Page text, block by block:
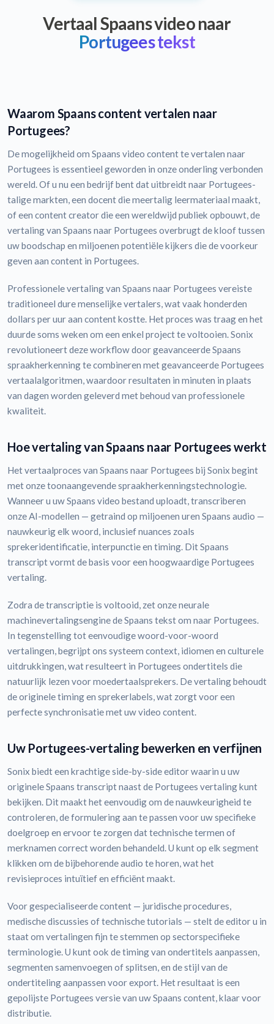
Vertaal Spaans video naar
Portugees tekst
Waarom Spaans content vertalen naar
Portugees?
De mogelijkheid om Spaans video content te vertalen naar
Portugees is essentieel geworden in onze onderling verbonden
wereld. Of u nu een bedrijf bent dat uitbreidt naar Portugees-
talige markten, een docent die meertalig leermateriaal maakt,
of een content creator die een wereldwijd publiek opbouwt, de
vertaling van Spaans naar Portugees overbrugt de kloof tussen
uw boodschap en miljoenen potentiële kijkers die de voorkeur
geven aan content in Portugees.
Professionele vertaling van Spaans naar Portugees vereiste
traditioneel dure menselijke vertalers, wat vaak honderden
dollars per uur aan content kostte. Het proces was traag en het
duurde soms weken om een enkel project te voltooien. Sonix
revolutioneert deze workflow door geavanceerde Spaans
spraakherkenning te combineren met geavanceerde Portugees
vertaalalgoritmen, waardoor resultaten in minuten in plaats
van dagen worden geleverd met behoud van professionele
kwaliteit.
Hoe vertaling van Spaans naar Portugees werkt
Het vertaalproces van Spaans naar Portugees bij Sonix begint
met onze toonaangevende spraakherkenningstechnologie.
Wanneer u uw Spaans video bestand uploadt, transcriberen
onze AI-modellen — getraind op miljoenen uren Spaans audio —
nauwkeurig elk woord, inclusief nuances zoals
sprekeridentificatie, interpunctie en timing. Dit Spaans
transcript vormt de basis voor een hoogwaardige Portugees
vertaling.
Zodra de transcriptie is voltooid, zet onze neurale
machinevertalingsengine de Spaans tekst om naar Portugees.
In tegenstelling tot eenvoudige woord-voor-woord
vertalingen, begrijpt ons systeem context, idiomen en culturele
uitdrukkingen, wat resulteert in Portugees ondertitels die
natuurlijk lezen voor moedertaalsprekers. De vertaling behoudt
de originele timing en sprekerlabels, wat zorgt voor een
perfecte synchronisatie met uw video content.
Uw Portugees-vertaling bewerken en verfijnen
Sonix biedt een krachtige side-by-side editor waarin u uw
originele Spaans transcript naast de Portugees vertaling kunt
bekijken. Dit maakt het eenvoudig om de nauwkeurigheid te
controleren, de formulering aan te passen voor uw specifieke
doelgroep en ervoor te zorgen dat technische termen of
merknamen correct worden behandeld. U kunt op elk segment
klikken om de bijbehorende audio te horen, wat het
revisieproces intuïtief en efficiënt maakt.
Voor gespecialiseerde content — juridische procedures,
medische discussies of technische tutorials — stelt de editor u in
staat om vertalingen fijn te stemmen op sectorspecifieke
terminologie. U kunt ook de timing van ondertitels aanpassen,
segmenten samenvoegen of splitsen, en de stijl van de
ondertiteling aanpassen voor export. Het resultaat is een
gepolijste Portugees versie van uw Spaans content, klaar voor
distributie.